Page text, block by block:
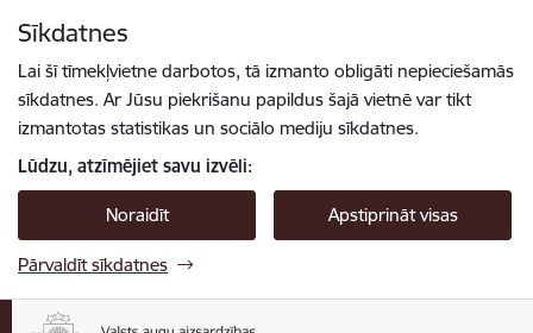
Sīkdatnes
Lai šī tīmekļvietne darbotos, tā izmanto obligāti nepieciešamās
sīkdatnes. Ar Jūsu piekrišanu papildus šajā vietnē var tikt
izmantotas statistikas un sociālo mediju sīkdatnes.
Lūdzu, atzīmējiet savu izvēli:
Noraidīt Apstiprināt visas
Pārvaldīt sīkdatnes